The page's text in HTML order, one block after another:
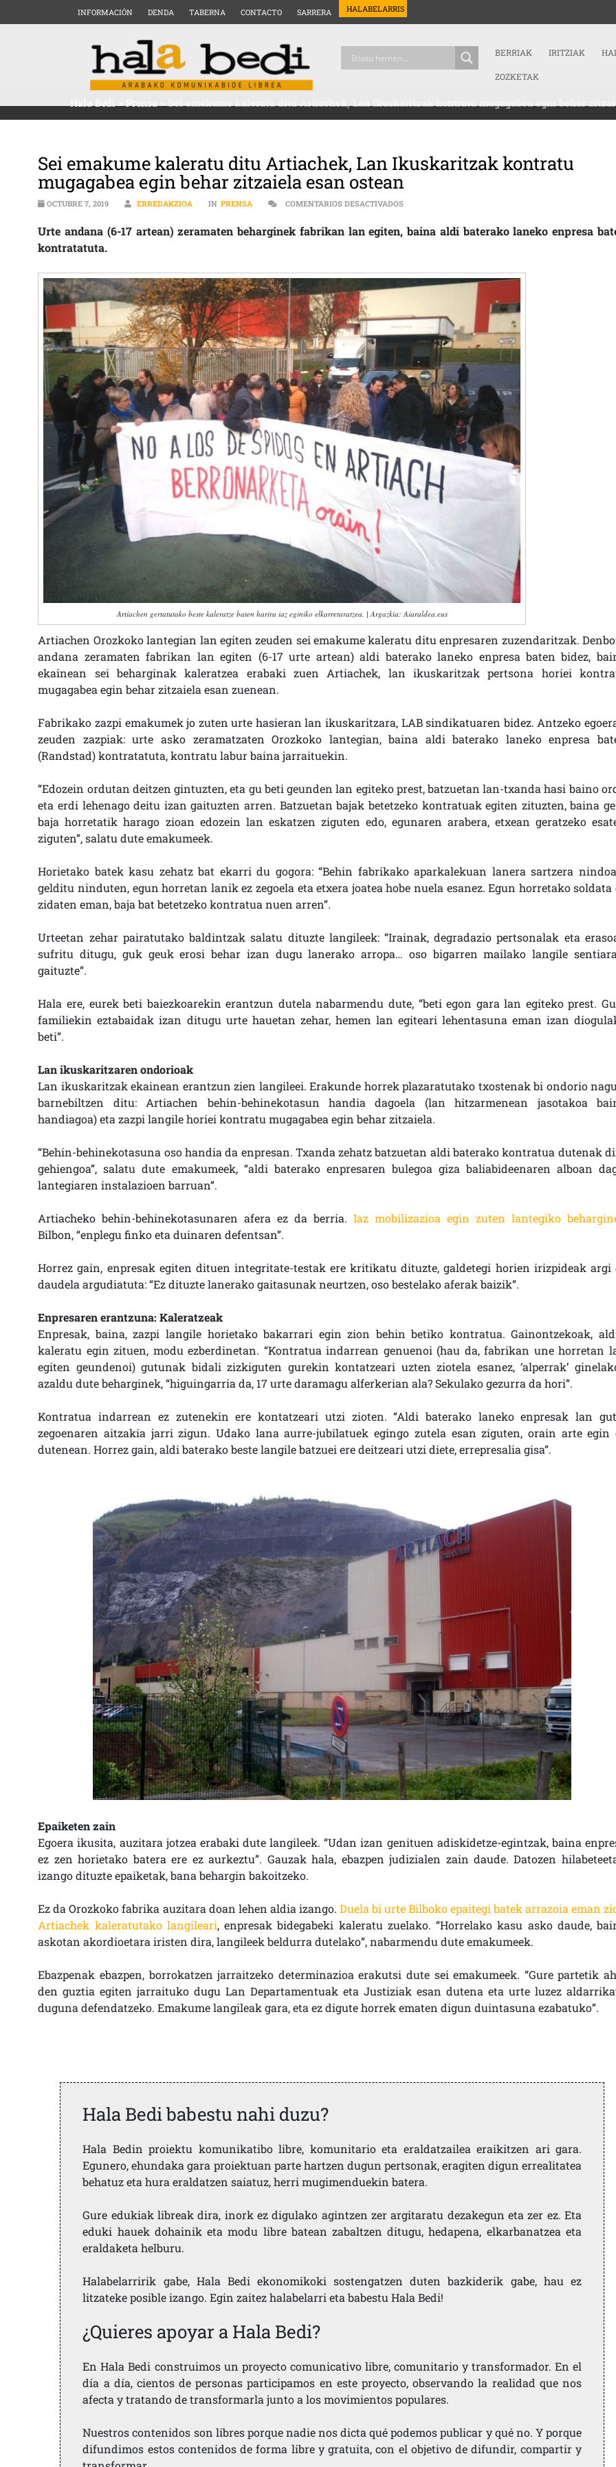
INFORMACIÓN DENDA TABERNA CONTACTO SARRERA HALABELARRIS
BERRIAK IRITZIAK
ZOZKETAK
Hala Bedi>Prensa>Sei emakume kaleratu ditu Artiachek, Lan Ikuskaritzak kontratu mugagabea egin behar
Sei emakume kaleratu ditu Artiachek, Lan Ikuskaritzak kontratu
mugagabea egin behar zitzaiela esan ostean
OCTUBRE 7, 2019 ERREDAKZIOA IN PRENSA COMENTARIOS DESACTIVADOSEN SEI EMAKUME KALERATU DITU ARTIACHEK, LAN
Urte andana (6-17 artean) zeramaten beharginek fabrikan lan egiten, baina aldi baterako laneko enpresa
kontratatuta.
Artiachen gertatutako beste kaleratze baten harira iaz eginiko elkarretaratzea. | Argazkia: Aiaraldea.eus
Artiachen Orozkoko lantegian lan egiten zeuden sei emakume kaleratu ditu enpresaren zuzendaritzak.
andana zeramaten fabrikan lan egiten (6-17 urte artean) aldi baterako laneko enpresa baten bidez,
ekainean sei beharginak kaleratzea erabaki zuen Artiachek, lan ikuskaritzak pertsona horiei
mugagabea egin behar zitzaiela esan zuenean.
Fabrikako zazpi emakumek jo zuten urte hasieran lan ikuskaritzara, LAB sindikatuaren bidez. Antzeko
zeuden zazpiak: urte asko zeramatzaten Orozkoko lantegian, baina aldi baterako laneko enpresa
(Randstad) kontratatuta, kontratu labur baina jarraituekin.
“Edozein ordutan deitzen gintuzten, eta gu beti geunden lan egiteko prest, batzuetan lan-txanda hasi baino
eta erdi lehenago deitu izan gaituzten arren. Batzuetan bajak betetzeko kontratuak egiten zituzten, baina
baja horretatik harago zioan edozein lan eskatzen ziguten edo, egunaren arabera, etxean geratzeko
ziguten”, salatu dute emakumeek.
Horietako batek kasu zehatz bat ekarri du gogora: “Behin fabrikako aparkalekuan lanera sartzera
gelditu ninduten, egun horretan lanik ez zegoela eta etxera joatea hobe nuela esanez. Egun horretako soldata
zidaten eman, baja bat betetzeko kontratua nuen arren”.
Urteetan zehar pairatutako baldintzak salatu dituzte langileek: “Irainak, degradazio pertsonalak eta
sufritu ditugu, guk geuk erosi behar izan dugu lanerako arropa… oso bigarren mailako langile
gaituzte”.
Hala ere, eurek beti baiezkoarekin erantzun dutela nabarmendu dute, “beti egon gara lan egiteko prest.
familiekin eztabaidak izan ditugu urte hauetan zehar, hemen lan egiteari lehentasuna eman izan
beti”.
Lan ikuskaritzaren ondorioak
Lan ikuskaritzak ekainean erantzun zien langileei. Erakunde horrek plazaratutako txostenak bi ondorio
barnebiltzen ditu: Artiachen behin-behinekotasun handia dagoela (lan hitzarmenean jasotakoa
handiagoa) eta zazpi langile horiei kontratu mugagabea egin behar zitzaiela.
“Behin-behinekotasuna oso handia da enpresan. Txanda zehatz batzuetan aldi baterako kontratua dutenak
gehiengoa”, salatu dute emakumeek, “aldi baterako enpresaren bulegoa giza baliabideenaren alboan
lantegiaren instalazioen barruan”.
Artiacheko behin-behinekotasunaren afera ez da berria.Iaz mobilizazioa egin zuten lantegiko
Bilbon, “enplegu finko eta duinaren defentsan”.
Horrez gain, enpresak egiten dituen integritate-testak ere kritikatu dituzte, galdetegi horien irizpideak argi
daudela argudiatuta: “Ez dituzte lanerako gaitasunak neurtzen, oso bestelako aferak baizik”.
Enpresaren erantzuna: Kaleratzeak
Enpresak, baina, zazpi langile horietako bakarrari egin zion behin betiko kontratua. Gainontzekoak,
kaleratu egin zituen, modu ezberdinetan. “Kontratua indarrean genuenoi (hau da, fabrikan une horretan
egiten geundenoi) gutunak bidali zizkiguten gurekin kontatzeari uzten ziotela esanez, ‘alperrak’
azaldu dute beharginek, “higuingarria da, 17 urte daramagu alferkerian ala? Sekulako gezurra da hori”.
Kontratua indarrean ez zutenekin ere kontatzeari utzi zioten. “Aldi baterako laneko enpresak lan
zegoenaren aitzakia jarri zigun. Udako lana aurre-jubilatuek egingo zutela esan ziguten, orain arte egin
dutenean. Horrez gain, aldi baterako beste langile batzuei ere deitzeari utzi diete, errepresalia gisa”.
Epaiketen zain
Egoera ikusita, auzitara jotzea erabaki dute langileek. “Udan izan genituen adiskidetze-egintzak, baina
ez zen horietako batera ere ez aurkeztu”. Gauzak hala, ebazpen judizialen zain daude. Datozen
izango dituzte epaiketak, bana behargin bakoitzeko.
Ez da Orozkoko fabrika auzitara doan lehen aldia izango. Duela bi urte Bilboko epaitegi batek arrazoia eman
Artiachek kaleratutako langileari, enpresak bidegabeki kaleratu zuelako. “Horrelako kasu asko daude,
askotan akordioetara iristen dira, langileek beldurra dutelako”, nabarmendu dute emakumeek.
Ebazpenak ebazpen, borrokatzen jarraitzeko determinazioa erakutsi dute sei emakumeek. “Gure partetik
den guztia egiten jarraituko dugu Lan Departamentuak eta Justiziak esan dutena eta urte luzez
duguna defendatzeko. Emakume langileak gara, eta ez digute horrek ematen digun duintasuna ezabatuko”.
Hala Bedi babestu nahi duzu?
Hala Bedin proiektu komunikatibo libre, komunitario eta eraldatzailea eraikitzen ari gara.
Egunero, ehundaka gara proiektuan parte hartzen dugun pertsonak, eragiten digun errealitatea
behatuz eta hura eraldatzen saiatuz, herri mugimenduekin batera.
Gure edukiak libreak dira, inork ez digulako agintzen zer argitaratu dezakegun eta zer ez. Eta
eduki hauek dohainik eta modu libre batean zabaltzen ditugu, hedapena, elkarbanatzea eta
eraldaketa helburu.
Halabelarririk gabe, Hala Bedi ekonomikoki sostengatzen duten bazkiderik gabe, hau ez
litzateke posible izango. Egin zaitez halabelarri eta babestu Hala Bedi!
¿Quieres apoyar a Hala Bedi?
En Hala Bedi construimos un proyecto comunicativo libre, comunitario y transformador. En el
día a día, cientos de personas participamos en este proyecto, observando la realidad que nos
afecta y tratando de transformarla junto a los movimientos populares.
Nuestros contenidos son libres porque nadie nos dicta qué podemos publicar y qué no. Y porque
difundimos estos contenidos de forma libre y gratuita, con el objetivo de difundir, compartir y